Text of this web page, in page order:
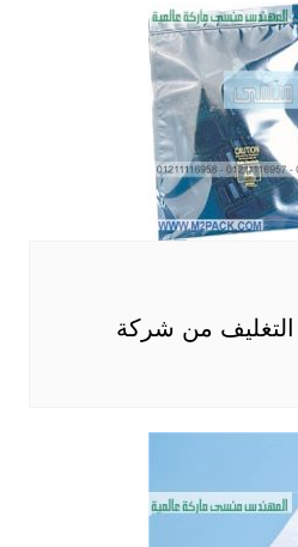
التغليف من شركة